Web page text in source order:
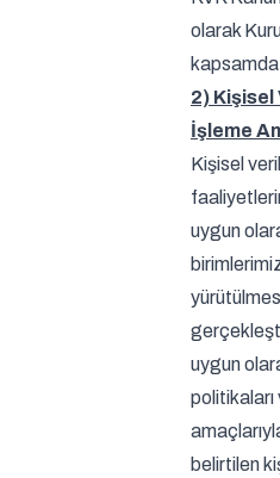
olarak
2) Kişisel
İşleme
Kişisel
uygun
uygun
belirtilen